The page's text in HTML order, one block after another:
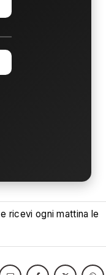
e ricevi ogni mattina le